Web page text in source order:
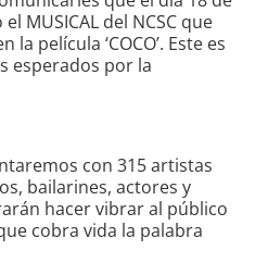
MUSICAL del NCSC que
película ‘COCO’. Este es
esperados por la
con 315 artistas
bailarines, actores y
hacer vibrar al público
cobra vida la palabra